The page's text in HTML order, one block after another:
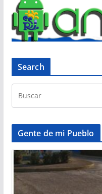
Search
Gente de mi Pueblo